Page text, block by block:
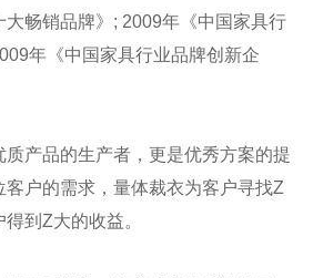
大畅销品牌》; 2009年《中国家具行
年《中国家具行业品牌创新企
产品的生产者，更是优秀方案的提
户的需求，量体裁衣为客户寻找Z
到Z大的收益。